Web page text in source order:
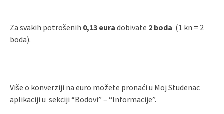
Za svakih potrošenih 0,13 eura dobivate 2 boda (1 kn = 2
boda).
Više o konverziji na euro možete pronaći u Moj Studenac
aplikaciji u sekciji “Bodovi” – “Informacije”.